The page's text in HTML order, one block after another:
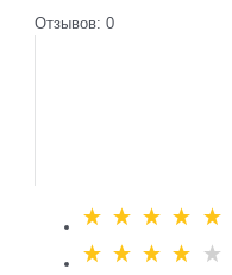
Отзывов: 0